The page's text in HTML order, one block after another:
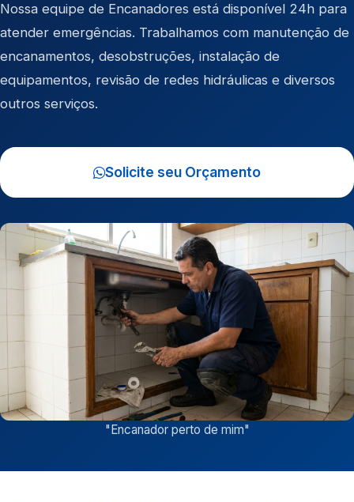
Nossa equipe de Encanadores está disponível 24h para
atender emergências. Trabalhamos com manutenção de
encanamentos, desobstruções, instalação de
equipamentos, revisão de redes hidráulicas e diversos
outros serviços.
Solicite seu Orçamento
"Encanador perto de mim"